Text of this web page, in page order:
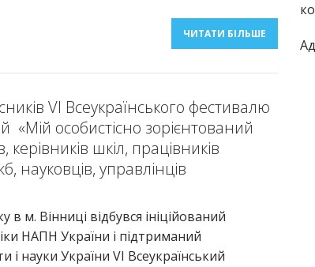
ЧИТАТИ БІЛЬШЕ
VІ Всеукраїнського фестивалю
«Мій особистісно зорієнтований
керівників шкіл, працівників
науковців, управлінців
в м. Вінниці відбувся ініційований
НАПН України і підтриманий
і науки України VI Всеукраїнський